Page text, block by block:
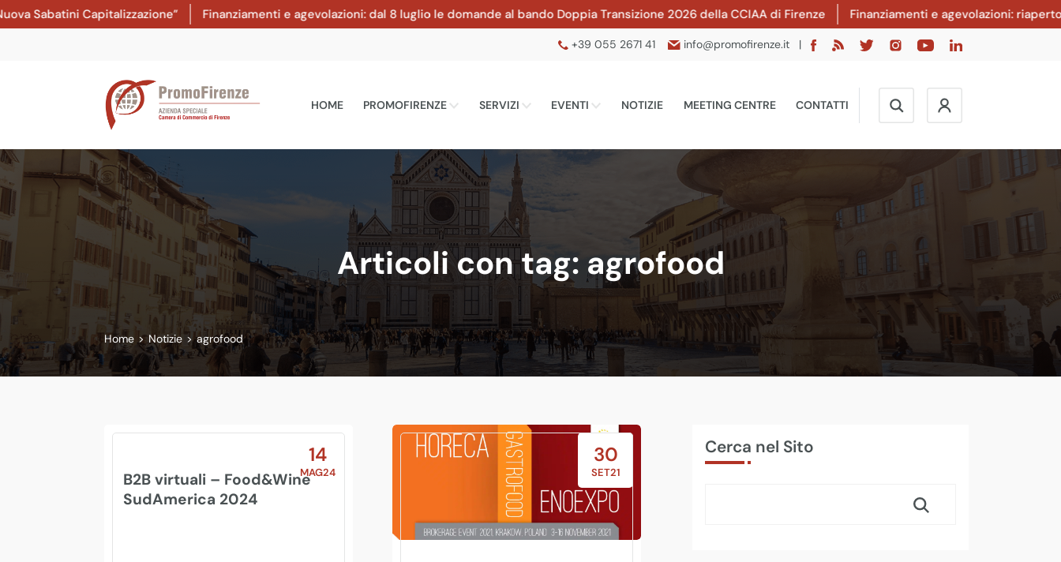
Capitalizzazione” Finanziamenti e agevolazioni: dal 8 luglio le domande al bando Doppia Transizione 2026 della CCIAA di Firenze Finanziamenti e agevolazioni: riaperto il
+39 055 2671 41 info@promofirenze.it |
HOME PROMOFIRENZE SERVIZI EVENTI NOTIZIE MEETING CENTRE CONTATTI
Articoli con tag: agrofood
Home > Notizie > agrofood
14
MAG24
B2B virtuali – Food&Wine
SudAmerica 2024
30
SET21
Cerca nel Sito